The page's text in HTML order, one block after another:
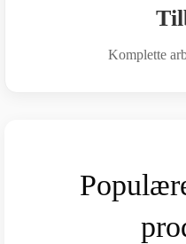
Komplette